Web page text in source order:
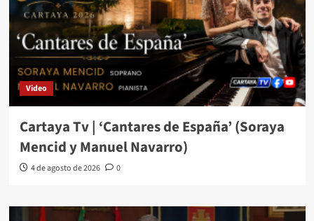
Video
Cartaya Tv | ‘Cantares de España’ (Soraya
Mencid y Manuel Navarro)
4 de agosto de 2026 0